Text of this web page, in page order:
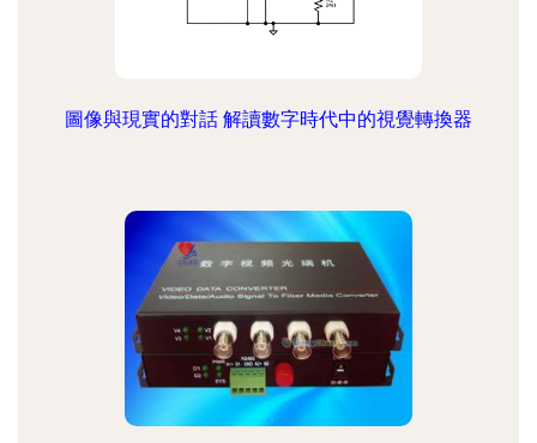
圖像與現實的對話 解讀數字時代中的視覺轉換器